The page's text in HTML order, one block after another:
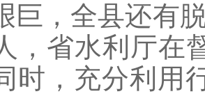
巨，全县还有
，省水利厅
时，充分利用